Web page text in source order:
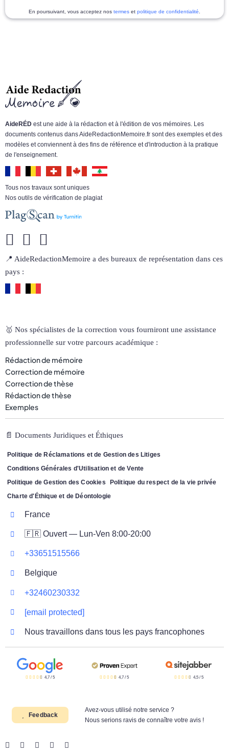
En poursuivant, vous acceptez nos termes et politique de confidentialité
AideRÉD est une aide à la rédaction et à l'édition de vos mémoires. Les
documents contenus dans AideRedactionMemoire.fr sont des exemples et des
modèles et conviennent à des fins de référence et d'introduction à la pratique
de l'enseignement.
Tous nos travaux sont uniques
Nos outils de vérification de plagiat
📍 AideRedactionMemoire a des bureaux de représentation dans ces
pays :
🥇 Nos spécialistes de la correction vous fourniront une assistance
professionnelle sur votre parcours académique :
Rédaction de mémoire
Correction de mémoire
Correction de thèse
Rédaction de thèse
Exemples
📄 Documents Juridiques et Éthiques
Politique de Réclamations et de Gestion des Litiges
Conditions Générales d'Utilisation et de Vente
Politique de Gestion des Cookies
Politique du respect de la vie privée
Charte d'Éthique et de Déontologie
France
🇫🇷 Ouvert — Lun-Ven 8:00-20:00
+33651515566
Belgique
+32460230332
[email protected]
Nous travaillons dans tous les pays francophones
4,7/ 5 4,7 /5 4,5/ 5
Feedback
Avez-vous utilisé notre service ?
Nous serions ravis de connaître votre avis !